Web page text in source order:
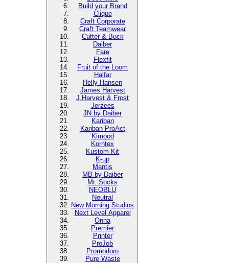
Build your Brand
Clique
Craft Corporate
Craft Teamwear
Cutter & Buck
Daiber
Fare
Flexfit
Fruit of the Loom
Halfar
Helly Hansen
James Harvest
J.Harvest & Frost
Jerzees
JN by Daiber
Kariban
Kariban ProAct
Kimood
Korntex
Kustom Kit
K-up
Mantis
MB by Daiber
Mr. Socks
NEOBLU
Neutral
New Morning Studios
Next Level Apparel
Onna
Premier
Printer
ProJob
Promodoro
Pure Waste